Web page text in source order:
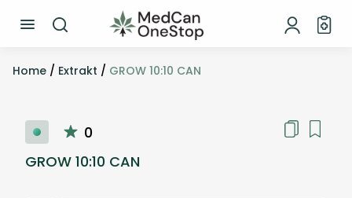
Home / Extrakt / GROW 10:10 CAN
0
GROW 10:10 CAN